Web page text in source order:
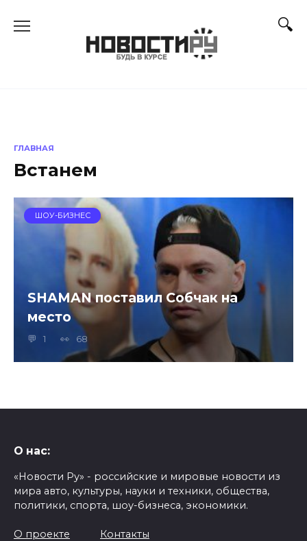
ГЛАВНАЯ
Встанем
ШОУ-БИЗНЕС
SHAMAN поставил Собчак на
место
1 68
О нас:
«Новости Ру» - российские и мировые новости из
мира авто, культуры, науки и техники, общества,
политики, спорта, шоу-бизнеса, экономики.
О проекте Контакты